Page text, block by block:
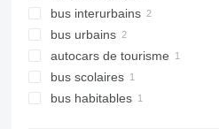
bus interurbains
bus urbains
autocars de tourisme
bus scolaires
bus habitables